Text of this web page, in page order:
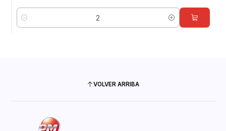
Cantidad
VOLVER ARRIBA